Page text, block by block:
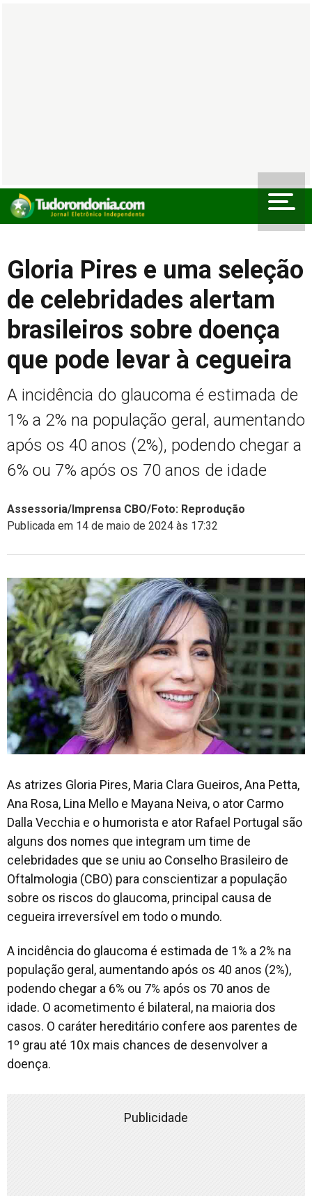
Gloria Pires e uma seleção
de celebridades alertam
brasileiros sobre doença
que pode levar à cegueira
A incidência do glaucoma é estimada de
1% a 2% na população geral, aumentando
após os 40 anos (2%), podendo chegar a
6% ou 7% após os 70 anos de idade
Assessoria/Imprensa CBO/Foto: Reprodução
Publicada em 14 de maio de 2024 às 17:32
As atrizes Gloria Pires, Maria Clara Gueiros, Ana Petta,
Ana Rosa, Lina Mello e Mayana Neiva, o ator Carmo
Dalla Vecchia e o humorista e ator Rafael Portugal são
alguns dos nomes que integram um time de
celebridades que se uniu ao Conselho Brasileiro de
Oftalmologia (CBO) para conscientizar a população
sobre os riscos do glaucoma, principal causa de
cegueira irreversível em todo o mundo.
A incidência do glaucoma é estimada de 1% a 2% na
população geral, aumentando após os 40 anos (2%),
podendo chegar a 6% ou 7% após os 70 anos de
idade. O acometimento é bilateral, na maioria dos
casos. O caráter hereditário confere aos parentes de
1º grau até 10x mais chances de desenvolver a
doença.
Publicidade